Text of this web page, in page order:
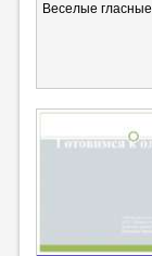
Веселые гласные